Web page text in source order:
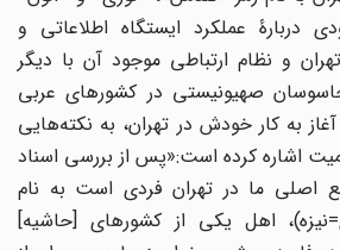
دربارۀ عملکرد ایستگاه اطلاعاتی و
و نظام ارتباطی موجود آن با دیگر
صهیونیستی در کشورهای عربی
به کار خودش در تهران، به نکته‌هایی
اشاره کرده است:«پس از بررسی اسناد
اصلی ما در تهران فردی است به نام
اهل یکی از کشورهای [حاشیه]